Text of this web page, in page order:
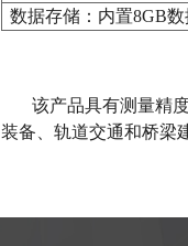
数据存储：内置8GB
该产品具有测量精
装备、轨道交通和桥梁